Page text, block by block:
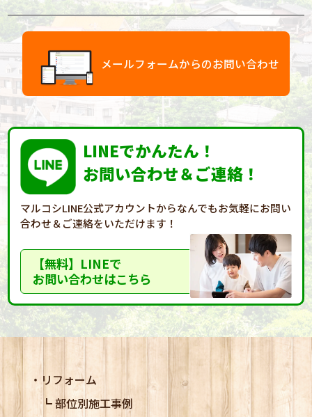
メールフォームからのお問い合わせ
LINEでかんたん！
お問い合わせ＆ご連絡！
マルコシLINE公式アカウントからなんでもお気軽にお問い
合わせ＆ご連絡をいただけます！
【無料】LINEで
お問い合わせはこちら
リフォーム
部位別施工事例